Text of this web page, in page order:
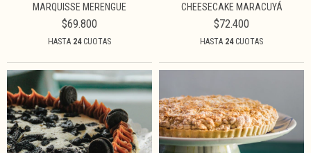
MARQUISSE MERENGUE
$69.800
HASTA 24CUOTAS
CHEESECAKE MARACUYÁ
$72.400
HASTA 24CUOTAS